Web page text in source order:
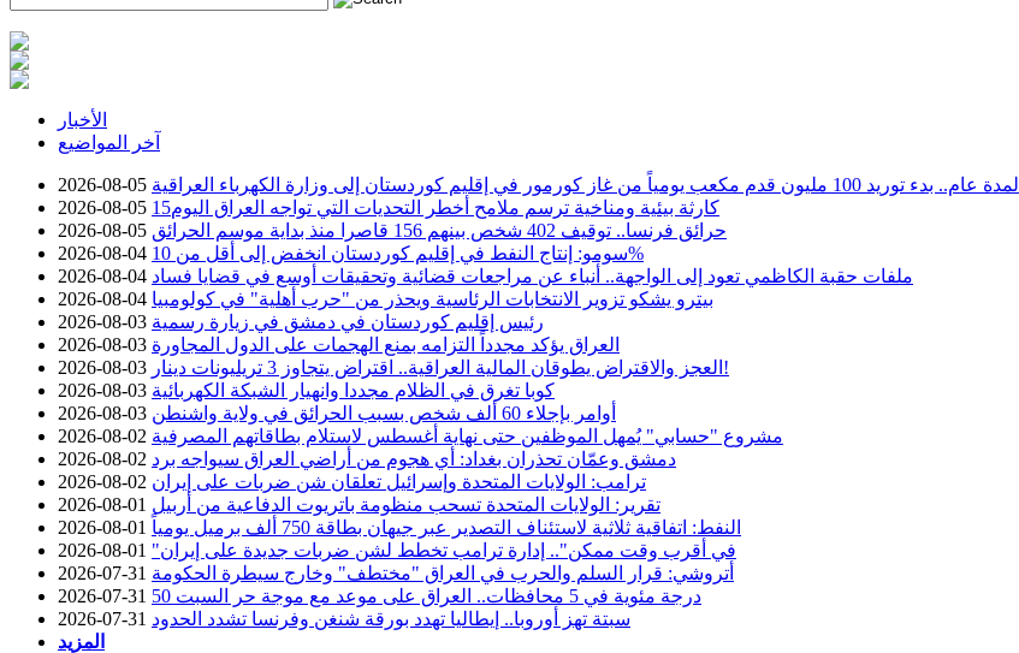
الأخبار
آخر المواضيع
2026-08-05
لمدة عام.. بدء توريد 100 مليون قدم مكعب يومياً من غاز كورمور في إقليم كوردستان إلى وزارة الكهرباء العراقية
2026-08-05
15كارثة بيئية ومناخية ترسم ملامح أخطر التحديات التي تواجه العراق اليوم
2026-08-05
حرائق فرنسا.. توقيف 402 شخص بينهم 156 قاصرا منذ بداية موسم الحرائق
2026-08-04
سومو: إنتاج النفط في إقليم كوردستان انخفض إلى أقل من 10%
2026-08-04 ملفات حقبة الكاظمي تعود إلى الواجهة.. أنباء عن مراجعات قضائية وتحقيقات أوسع في قضايا فساد
2026-08-04 بيترو يشكو تزوير الانتخابات الرئاسية ويحذر من "حرب أهلية" في كولومبيا
2026-08-03 رئيس إقليم كوردستان في دمشق في زيارة رسمية
2026-08-03 العراق يؤكد مجدداً التزامه بمنع الهجمات على الدول المجاورة
2026-08-03
العجز والاقتراض يطوقان المالية العراقية.. اقتراض يتجاوز 3 تريليونات دينار!
2026-08-03 كوبا تغرق في الظلام مجددا وانهيار الشبكة الكهربائية
2026-08-03
أوامر بإجلاء 60 ألف شخص بسبب الحرائق في ولاية واشنطن
2026-08-02 مشروع "حسابي" يُمهل الموظفين حتى نهاية أغسطس لاستلام بطاقاتهم المصرفية
2026-08-02 دمشق وعمّان تحذران بغداد: أي هجوم من أراضي العراق سيواجه برد
2026-08-02 ترامب: الولايات المتحدة وإسرائيل تعلقان شن ضربات على إيران
2026-08-01 تقرير: الولايات المتحدة تسحب منظومة باتريوت الدفاعية من أربيل
2026-08-01
النفط: اتفاقية ثلاثية لاستئناف التصدير عبر جيهان بطاقة 750 ألف برميل يومياً
2026-08-01
"في أقرب وقت ممكن".. إدارة ترامب تخطط لشن ضربات جديدة على إيران
2026-07-31 أتروشي: قرار السلم والحرب في العراق "مختطف" وخارج سيطرة الحكومة
2026-07-31
50 درجة مئوية في 5 محافظات.. العراق على موعد مع موجة حر السبت
2026-07-31 سبتة تهز أوروبا.. إيطاليا تهدد بورقة شنغن وفرنسا تشدد الحدود
المزيد